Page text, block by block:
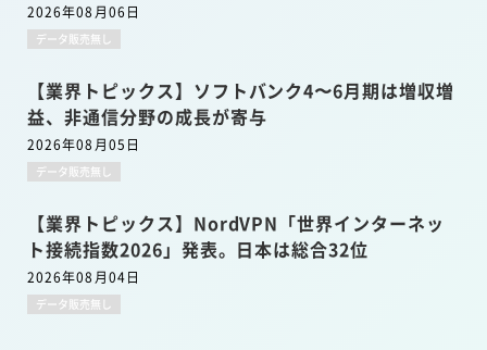
2026年08月06日
データ販売無し
【業界トピックス】ソフトバンク4〜6月期は増収増
益、非通信分野の成長が寄与
2026年08月05日
データ販売無し
【業界トピックス】NordVPN「世界インターネッ
ト接続指数2026」発表。日本は総合32位
2026年08月04日
データ販売無し